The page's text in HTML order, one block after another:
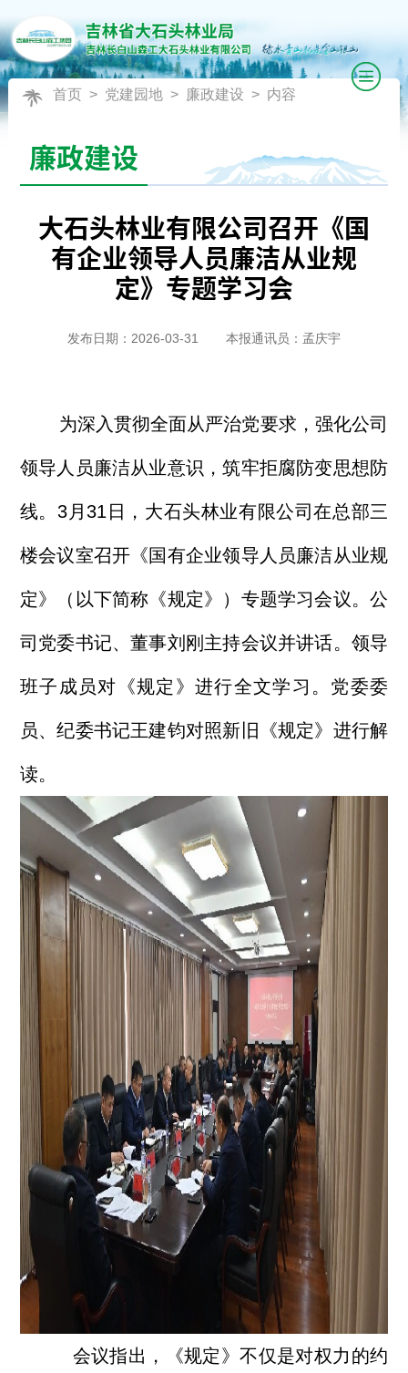
首页> 党建园地> 廉政建设 > 内容
廉政建设
大石头林业有限公司召开《国
有企业领导人员廉洁从业规
定》专题学习会
发布日期：2026-03-31 本报通讯员：孟庆宇
为深入贯彻全面从严治党要求，强化公司
领导人员廉洁从业意识，筑牢拒腐防变思想防
线。3月31日，大石头林业有限公司在总部三
楼会议室召开《国有企业领导人员廉洁从业规
定》（以下简称《规定》）专题学习会议。公
司党委书记、董事刘刚主持会议并讲话。领导
班子成员对《规定》进行全文学习。党委委
员、纪委书记王建钧对照新旧《规定》进行解
读。
会议指出，《规定》不仅是对权力的约